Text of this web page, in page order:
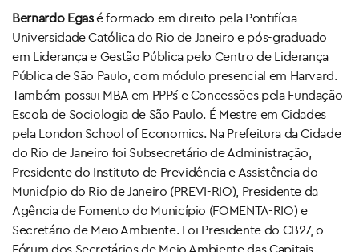
Bernardo Egasé formado em direito pela Pontifícia
Universidade Católica do Rio de Janeiro e pós-graduado
em Liderança e Gestão Pública pelo Centro de Liderança
Pública de São Paulo, com módulo presencial em Harvard.
Também possui MBA em PPP´s e Concessões pela Fundação
Escola de Sociologia de São Paulo. É Mestre em Cidades
pela London School of Economics. Na Prefeitura da Cidade
do Rio de Janeiro foi Subsecretário de Administração,
Presidente do Instituto de Previdência e Assistência do
Município do Rio de Janeiro (PREVI-RIO), Presidente da
Agência de Fomento do Município (FOMENTA-RIO) e
Secretário de Meio Ambiente. Foi Presidente do CB27, o